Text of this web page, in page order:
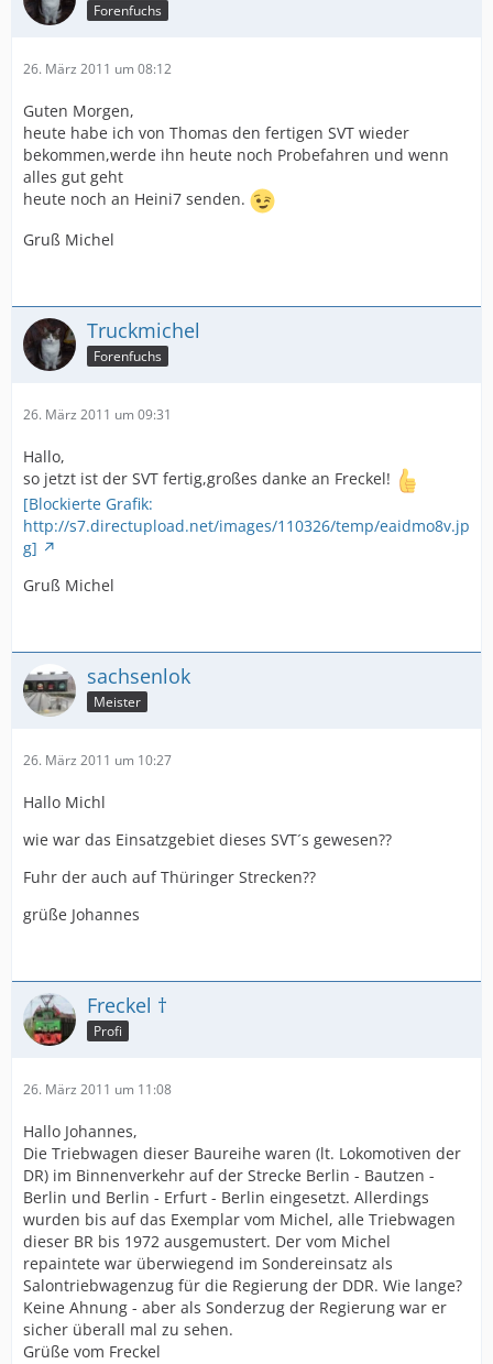
Forenfuchs
26. März 2011 um 08:12
Guten Morgen,
heute habe ich von Thomas den fertigen SVT wieder
bekommen,werde ihn heute noch Probefahren und wenn
alles gut geht
heute noch an Heini7 senden.
Gruß Michel
Truckmichel
Forenfuchs
26. März 2011 um 09:31
Hallo,
so jetzt ist der SVT fertig,großes danke an Freckel!
[Blockierte Grafik:
http://s7.directupload.net/images/110326/temp/eaidmo8v.jp
g]
Gruß Michel
sachsenlok
Meister
26. März 2011 um 10:27
Hallo Michl
wie war das Einsatzgebiet dieses SVT´s gewesen??
Fuhr der auch auf Thüringer Strecken??
grüße Johannes
Freckel †
Profi
26. März 2011 um 11:08
Hallo Johannes,
Die Triebwagen dieser Baureihe waren (lt. Lokomotiven der
DR) im Binnenverkehr auf der Strecke Berlin - Bautzen -
Berlin und Berlin - Erfurt - Berlin eingesetzt. Allerdings
wurden bis auf das Exemplar vom Michel, alle Triebwagen
dieser BR bis 1972 ausgemustert. Der vom Michel
repaintete war überwiegend im Sondereinsatz als
Salontriebwagenzug für die Regierung der DDR. Wie lange?
Keine Ahnung - aber als Sonderzug der Regierung war er
sicher überall mal zu sehen.
Grüße vom Freckel